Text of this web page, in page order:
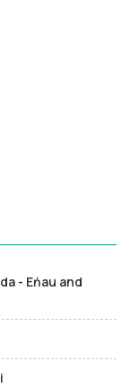
- Eńau and